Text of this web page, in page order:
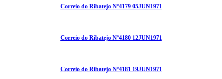
Correio do Ribatejo Nº4179 05JUN1971
Correio do Ribatejo Nº4180 12JUN1971
Correio do Ribatejo Nº4181 19JUN1971